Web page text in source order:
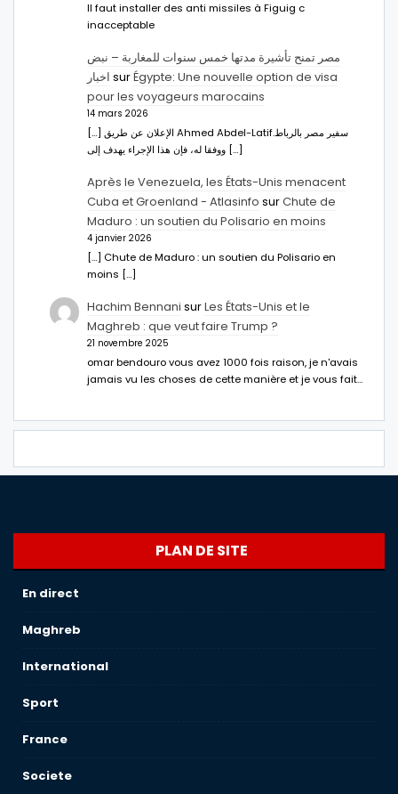
Il faut installer des anti missiles à Figuig c
inacceptable
مصر تمنح تأشيرة مدتها خمس سنوات للمغاربة – نبض
اخبار surÉgypte: Une nouvelle option de visa
pour les voyageurs marocains
14 mars 2026
[…] الإعلان عن طريق Ahmed Abdel-Latifسفير مصر بالرباط.
ووفقا له، فإن هذا الإجراء يهدف إلى […]
Après le Venezuela, les États-Unis menacent
Cuba et Groenland - Atlasinfo surChute de
Maduro : un soutien du Polisario en moins
4 janvier 2026
[…] Chute de Maduro : un soutien du Polisario en
moins […]
Hachim Bennani surLes États-Unis et le
Maghreb : que veut faire Trump ?
21 novembre 2025
omar bendouro vous avez 1000 fois raison, je n'avais
jamais vu les choses de cette manière et je vous fait…
PLAN DE SITE
En direct
Maghreb
International
Sport
France
Societe